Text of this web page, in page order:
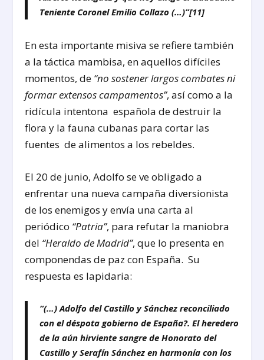
Teniente Coronel Emilio Collazo (…)”[11]
En esta importante misiva se refiere también
a la táctica mambisa, en aquellos difíciles
momentos, de “no sostener largos combates ni
formar extensos campamentos”, así como a la
ridícula intentona española de destruir la
flora y la fauna cubanas para cortar las
fuentes de alimentos a los rebeldes.
El 20 de junio, Adolfo se ve obligado a
enfrentar una nueva campaña diversionista
de los enemigos y envía una carta al
periódico “Patria”, para refutar la maniobra
del “Heraldo de Madrid”, que lo presenta en
componendas de paz con España. Su
respuesta es lapidaria:
“(…) Adolfo del Castillo y Sánchez reconciliado
con el déspota gobierno de España?. El heredero
de la aún hirviente sangre de Honorato del
Castillo y Serafín Sánchez en harmonía con los